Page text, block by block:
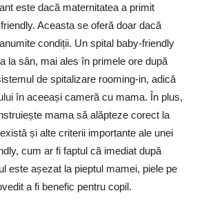
este dacă maternitatea a primit
Aceasta se oferă doar dacă
condiții. Un spital baby-friendly
la sân, mai ales în primele ore după
de spitalizare rooming-in, adică
în aceeași cameră cu mama. În plus,
mama să alăpteze corect la
și alte criterii importante ale unei
cum ar fi faptul că imediat după
este așezat la pieptul mamei, piele pe
a fi benefic pentru copil.